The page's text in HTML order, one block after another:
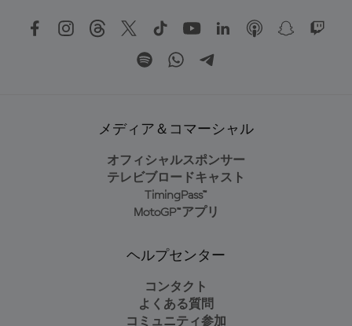
メディア＆コマーシャル
オフィシャルスポンサー
テレビブロードキャスト
TimingPass™
MotoGP™アプリ
ヘルプセンター
コンタクト
よくある質問
コミュニティ参加